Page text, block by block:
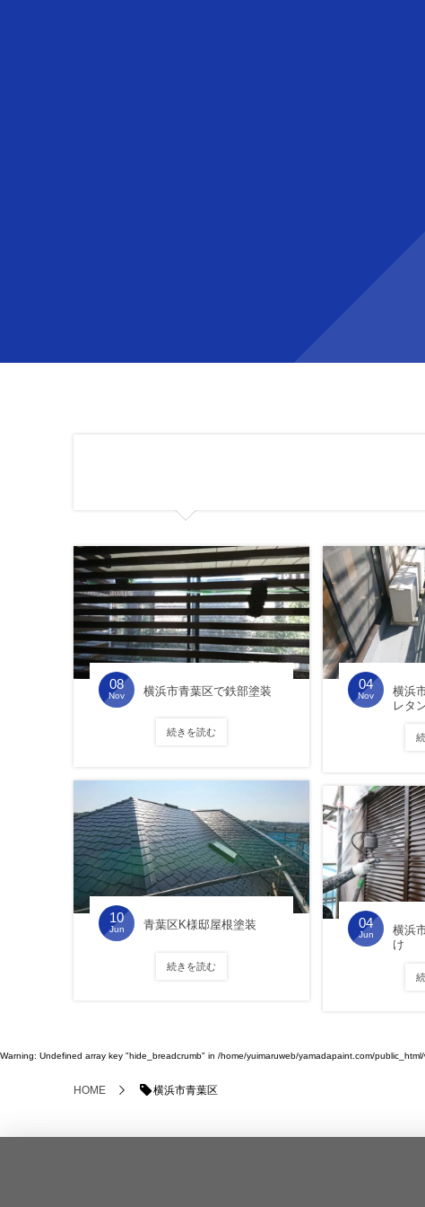
08
Nov 横浜市青葉区で鉄部塗装
続きを読む
04
Nov
横浜
レタ
10
Jun 青葉区K様邸屋根塗装
続きを読む
04
Jun
横浜
け
Warning: Undefined array key "hide_breadcrumb" in /home/yuimaruweb/yamadapaint.com/
HOME 横浜市青葉区